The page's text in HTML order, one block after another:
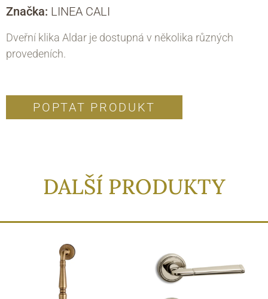
Značka: LINEA CALI
Dveřní klika Aldar je dostupná v několika různých
provedeních.
POPTAT PRODUKT
DALŠÍ PRODUKTY